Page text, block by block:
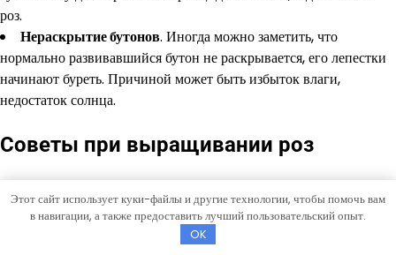
роз.
Нераскрытие бутонов. Иногда можно заметить, что
нормально развивавшийся бутон не раскрывается, его лепестки
начинают буреть. Причиной может быть избыток влаги,
недостаток солнца.
Советы при выращивании роз
красивого цветка, конечно, не получится. Соблюдение
несложных правил и выполнение профилактических
Этот сайт использует куки-файлы и другие технологии, чтобы помочь вам
в навигации, а также предоставить лучший пользовательский опыт.
OK